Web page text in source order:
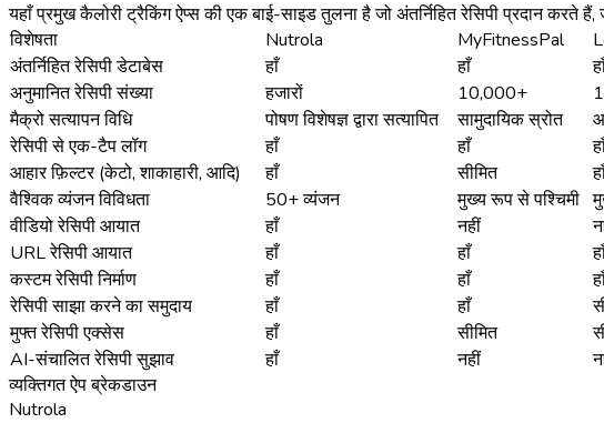
यहाँ प्रमुख कैलोरी ट्रैकिंग ऐप्स की एक बाई-साइड तुलना है जो अंतर्निहित रेसिपी प्रदान
विशेषता
Nutrola MyFitnessPal
अंतर्निहित रेसिपी डेटाबेस
हाँ हाँ
अनुमानित रेसिपी संख्या
हजारों 10,000+
मैक्रो सत्यापन विधि
पोषण विशेषज्ञ द्वारा सत्यापित सामुदायिक स्रोत
रेसिपी से एक-टैप लॉग
हाँ हाँ
आहार फ़िल्टर (केटो, शाकाहारी, आदि)
हाँ सीमित
वैश्विक व्यंजन विविधता
50+ व्यंजन मुख्य रूप से पश्चिमी
वीडियो रेसिपी आयात
हाँ नहीं
URL रेसिपी आयात
हाँ हाँ
कस्टम रेसिपी निर्माण
हाँ हाँ
रेसिपी साझा करने का समुदाय
हाँ हाँ
मुफ्त रेसिपी एक्सेस
हाँ सीमित
AI-संचालित रेसिपी सुझाव
हाँ नहीं
व्यक्तिगत ऐप ब्रेकडाउन
Nutrola